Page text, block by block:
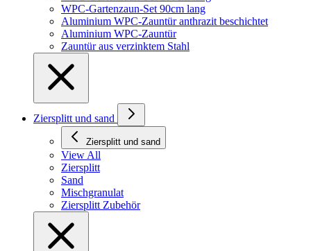
WPC-Gartenzaun-Set 90cm lang
Aluminium WPC-Zauntür anthrazit beschichtet
Aluminium WPC-Zauntür
Zauntür aus verzinktem Stahl
Ziersplitt und sand
Ziersplitt und sand
View All
Ziersplitt
Sand
Mischgranulat
Ziersplitt Zubehör